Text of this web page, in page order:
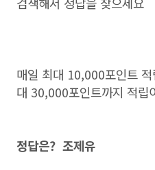
매일 최대 10,000포인트
대 30,000포인트까지 적립
정답은? 조제유